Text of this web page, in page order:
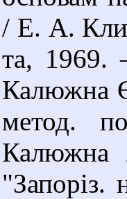
/ Е. А.
та, 1969.
Калюжна
метод.
Калюжна
"Запоріз.